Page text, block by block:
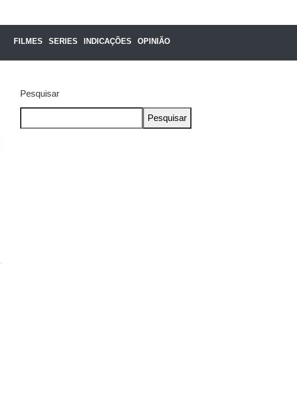
FILMES SERIES INDICAÇÕES OPINIÃO
Pesquisar
Pesquisar